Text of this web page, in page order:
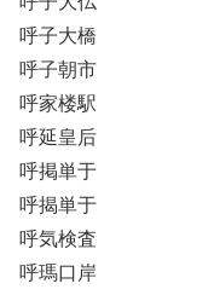
呼子大橋
呼子朝市
呼家楼駅
呼延皇后
呼掲単于
呼揭単于
呼気検査
呼瑪口岸